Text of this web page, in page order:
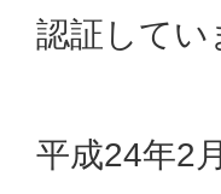
認証してい
平成24年2